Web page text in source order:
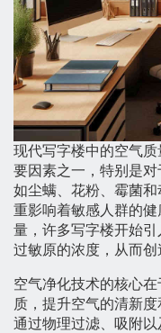
现代写字楼中的空气
要因素之一，特别是对
如尘螨、花粉、霉菌
重影响着敏感人群的
量，许多写字楼开始
过敏原的浓度，从而创
空气净化技术的核心
质，提升空气的清新
通过物理过滤、吸附